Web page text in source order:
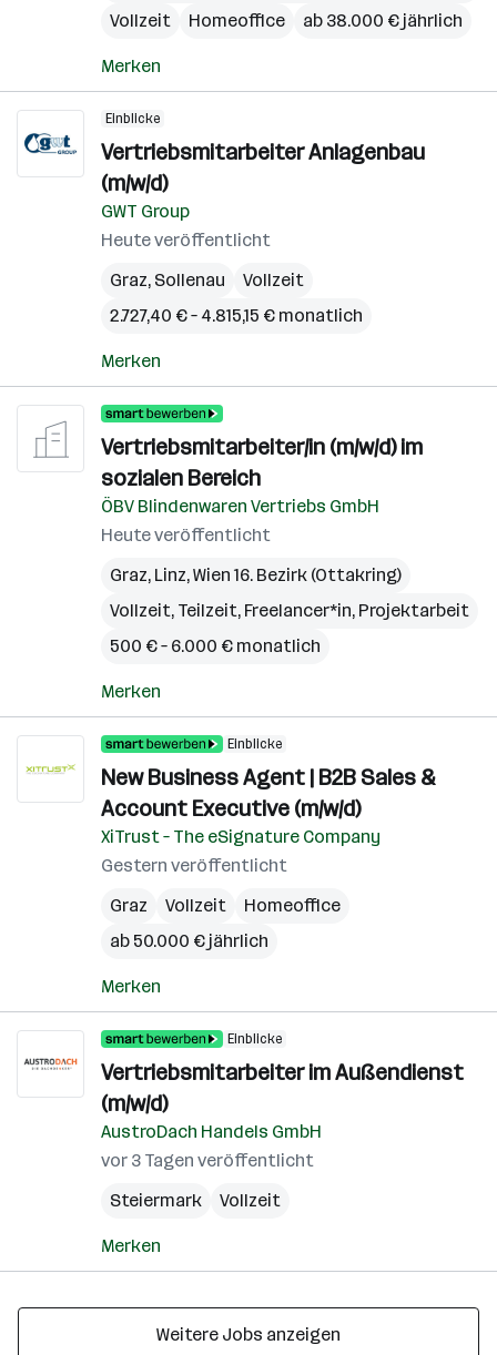
Vollzeit
Homeoffice ab 38.000 € jährlich
Merken
Einblicke
Vertriebsmitarbeiter Anlagenbau
(m/w/d)
GWT Group
Heute veröffentlicht
Graz, Sollenau
Vollzeit
2.727,40 € – 4.815,15 € monatlich
Merken
Vertriebsmitarbeiter/in (m/w/d) im
sozialen Bereich
ÖBV Blindenwaren Vertriebs GmbH
Heute veröffentlicht
Graz, Linz,Wien 16. Bezirk (Ottakring)
Vollzeit, Teilzeit, Freelancer*in, Projektarbeit
500 € – 6.000 € monatlich
Merken
Einblicke
New Business Agent | B2B Sales &
Account Executive (m/w/d)
XiTrust – The eSignature Company
Gestern veröffentlicht
Graz
Vollzeit
Homeoffice
ab 50.000 € jährlich
Merken
Einblicke
Vertriebsmitarbeiter im Außendienst
(m/w/d)
AustroDach Handels GmbH
vor 3 Tagen veröffentlicht
Steiermark
Vollzeit
Merken
Weitere Jobs anzeigen